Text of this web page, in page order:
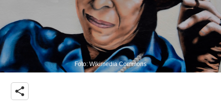
Foto: Wikimedia Commons
share